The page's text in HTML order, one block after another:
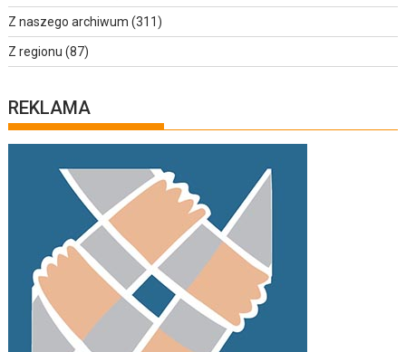
Z naszego archiwum (311)
Z regionu (87)
REKLAMA